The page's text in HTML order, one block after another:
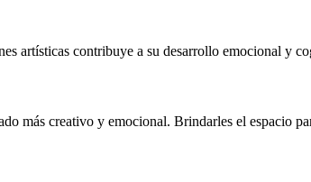
artísticas contribuye a su desarrollo emocional y
más creativo y emocional. Brindarles el espacio